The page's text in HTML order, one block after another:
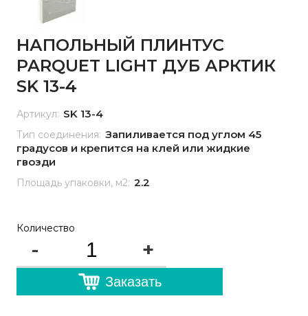
НАПОЛЬНЫЙ ПЛИНТУС
PARQUET LIGHT ДУБ АРКТИК
SK 13-4
Артикул: SK 13-4
Тип соединения: Запиливается под углом 45
градусов и крепится на клей или жидкие
гвозди
Площадь упаковки, м2: 2.2
Количество
- +
Заказать